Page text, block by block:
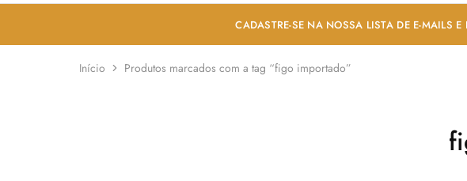
Temperos
em
João
Pessoa
CADASTRE-SE NA NOSSA LISTA DE E-MAILS
Início Produtos marcados com a tag “figo importado”